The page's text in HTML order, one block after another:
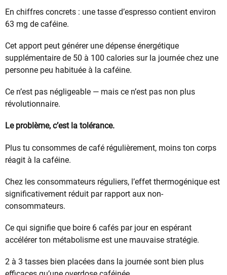
En chiffres concrets : une tasse d’espresso contient environ
63 mg de caféine.
Cet apport peut générer une dépense énergétique
supplémentaire de 50 à 100 calories sur la journée chez une
personne peu habituée à la caféine.
Ce n’est pas négligeable — mais ce n’est pas non plus
révolutionnaire.
Le problème, c’est la tolérance.
Plus tu consommes de café régulièrement, moins ton corps
réagit à la caféine.
Chez les consommateurs réguliers, l’effet thermogénique est
significativement réduit par rapport aux non-
consommateurs.
Ce qui signifie que boire 6 cafés par jour en espérant
accélérer ton métabolisme est une mauvaise stratégie.
2 à 3 tasses bien placées dans la journée sont bien plus